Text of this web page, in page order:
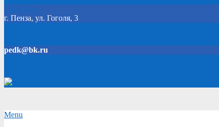
Click Here
г. Пенза, ул. Гоголя, 3
pedk@bk.ru
Secondary
Menu